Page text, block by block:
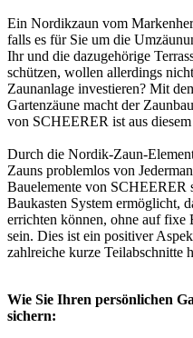
Ein Nordikzaun vom
falls es für Sie um die
Ihr und die dazugehörige
schützen, wollen allerdings
Zaunanlage investieren? Mit
Gartenzäune macht der Zaunbau
von SCHEERER ist aus
Durch die Nordik-Zaun-
Zauns problemlos von
Bauelemente von SCHEERER
Baukasten System ermöglicht,
errichten können, ohne auf fixe
sein. Dies ist ein positiver
zahlreiche kurze Teilabschnitte
Wie Sie Ihren persönlichen
sichern: